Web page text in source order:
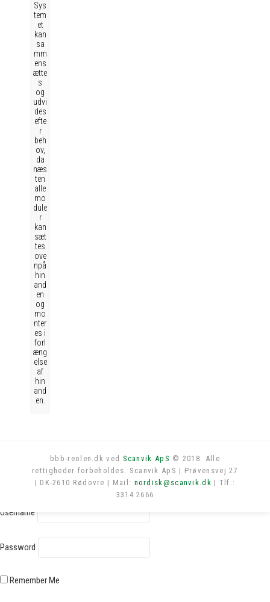
Sys
tem
et
kan
sa
mm
ens
ætte
s
og
udvi
des
efte
r
beh
ov,
da
næs
ten
alle
mo
dule
r
kan
sæt
tes
ove
npå
hin
and
en
og
mo
nter
es i
forl
æng
else
af
hin
and
en.
bbb-reolen.dk ved Scanvik ApS © 2018. Alle
rettigheder forbeholdes. Scanvik ApS | Prøvensvej 27
| DK-2610 Rødovre | Mail: nordisk@scanvik.dk | Tlf.:
3314 2666
Log in
Username
Password
Remember Me